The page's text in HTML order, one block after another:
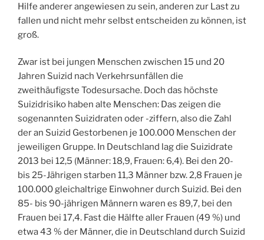
Hilfe anderer angewiesen zu sein, anderen zur Last zu
fallen und nicht mehr selbst entscheiden zu können, ist
groß.
Zwar ist bei jungen Menschen zwischen 15 und 20
Jahren Suizid nach Verkehrsunfällen die
zweithäufigste Todesursache. Doch das höchste
Suizidrisiko haben alte Menschen: Das zeigen die
sogenannten Suizidraten oder -ziffern, also die Zahl
der an Suizid Gestorbenen je 100.000 Menschen der
jeweiligen Gruppe. In Deutschland lag die Suizidrate
2013 bei 12,5 (Männer: 18,9, Frauen: 6,4). Bei den 20-
bis 25-Jährigen starben 11,3 Männer bzw. 2,8 Frauen je
100.000 gleichaltrige Einwohner durch Suizid. Bei den
85- bis 90-jährigen Männern waren es 89,7, bei den
Frauen bei 17,4. Fast die Hälfte aller Frauen (49 %) und
etwa 43 % der Männer, die in Deutschland durch Suizid